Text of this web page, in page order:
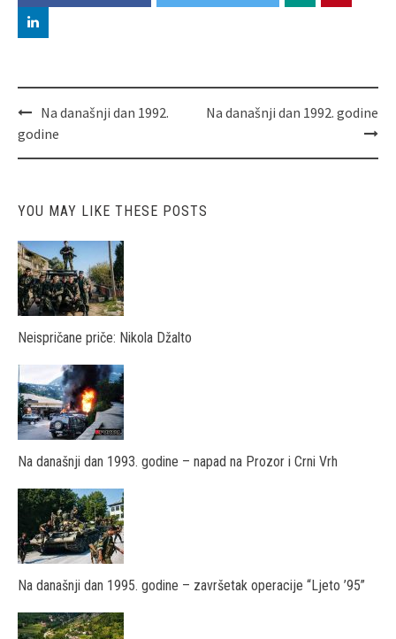
Post
navigation
Na današnji dan 1992.
godine
Na današnji dan 1992. godine
YOU MAY LIKE THESE POSTS
Neispričane priče: Nikola Džalto
Na današnji dan 1993. godine – napad na Prozor i Crni Vrh
Na današnji dan 1995. godine – završetak operacije “Ljeto ’95”